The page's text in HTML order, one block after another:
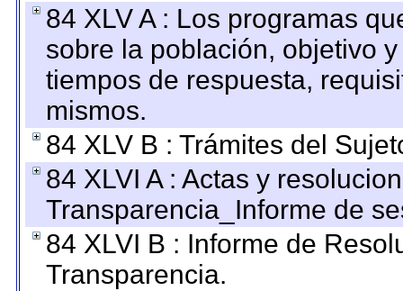
84 XLV A : Los programas
sobre la población, objetivo
tiempos de respuesta,
mismos.
84 XLV B : Trámites del
84 XLVI A : Actas y
Transparencia_Informe de
84 XLVI B : Informe de
Transparencia.